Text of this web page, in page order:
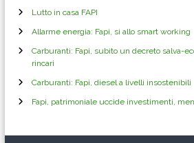
Lutto in casa FAPI
Allarme energia: Fapi, si allo smart working
Carburanti: Fapi, subito un decreto salva-
rincari
Carburanti: Fapi, diesel a livelli insostenibili
Fapi, patrimoniale uccide investimenti,